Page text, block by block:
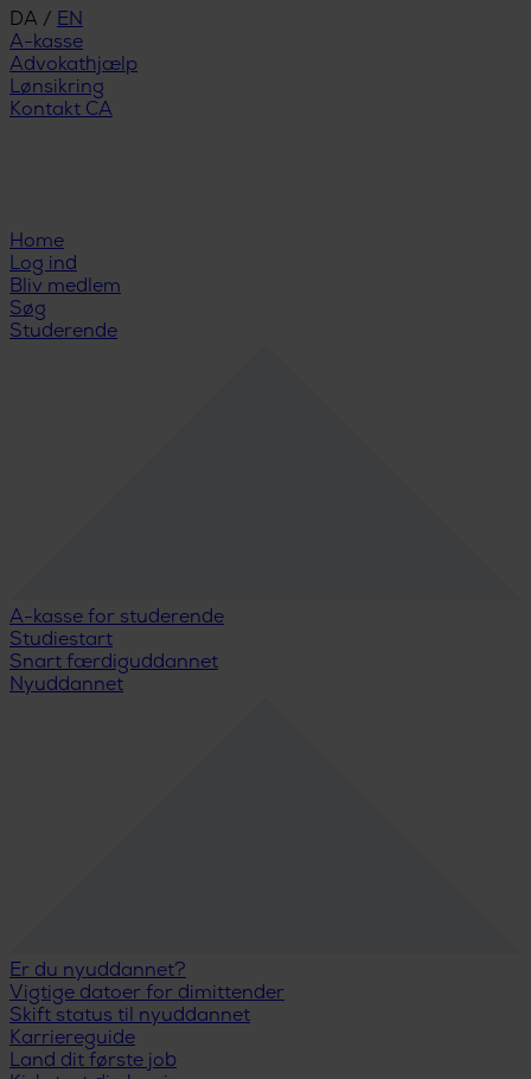
DA / EN
A-kasse
Advokathjælp
Lønsikring
Kontakt CA
Home
Log ind
Bliv medlem
Søg
Studerende
A-kasse for studerende
Studiestart
Snart færdiguddannet
Nyuddannet
Er du nyuddannet?
Vigtige datoer for dimittender
Skift status til nyuddannet
Karriereguide
Land dit første job